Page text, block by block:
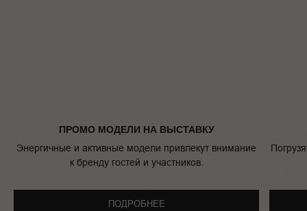
ПРОМО МОДЕЛИ НА ВЫСТАВКУ
Энергичные и активные модели привлекут внимание
к бренду гостей и участников.
ПОДРОБНЕЕ